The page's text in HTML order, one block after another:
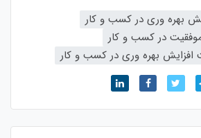
بهره وری در کسب و کار
در کسب و کار
بهره وری در کسب و کار